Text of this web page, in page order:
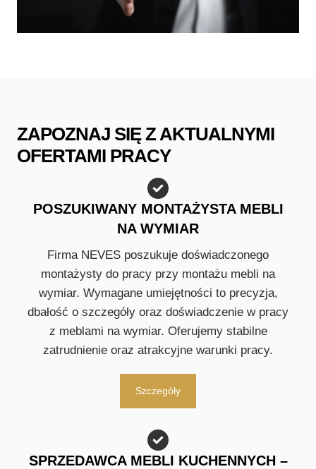
ZAPOZNAJ SIĘ Z AKTUALNYMI
OFERTAMI PRACY
POSZUKIWANY MONTAŻYSTA MEBLI
NA WYMIAR
Firma NEVES poszukuje doświadczonego
montażysty do pracy przy montażu mebli na
wymiar. Wymagane umiejętności to precyzja,
dbałość o szczegóły oraz doświadczenie w pracy
z meblami na wymiar. Oferujemy stabilne
zatrudnienie oraz atrakcyjne warunki pracy.
Szczegóły
SPRZEDAWCA MEBLI KUCHENNYCH –